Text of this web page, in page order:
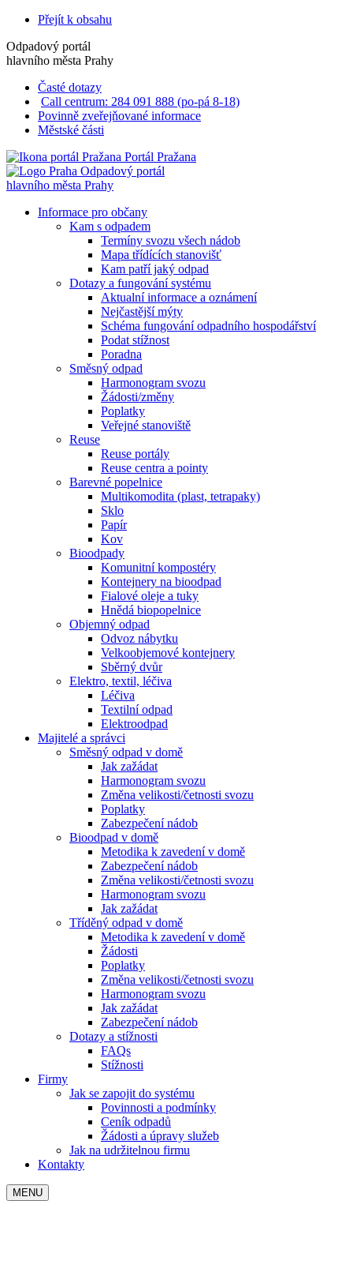
Přejít k obsahu
Odpadový portál
hlavního města Prahy
Časté dotazy
Call centrum: 284 091 888 (po-pá 8-18)
Povinně zveřejňované informace
Městské části
Portál Pražana
Odpadový portál
hlavního města Prahy
Informace pro občany
Kam s odpadem
Termíny svozu všech nádob
Mapa třídících stanovišť
Kam patří jaký odpad
Dotazy a fungování systému
Aktualní informace a oznámení
Nejčastější mýty
Schéma fungování odpadního hospodářství
Podat stížnost
Poradna
Směsný odpad
Harmonogram svozu
Žádosti/změny
Poplatky
Veřejné stanoviště
Reuse
Reuse portály
Reuse centra a pointy
Barevné popelnice
Multikomodita (plast, tetrapaky)
Sklo
Papír
Kov
Bioodpady
Komunitní kompostéry
Kontejnery na bioodpad
Fialové oleje a tuky
Hnědá biopopelnice
Objemný odpad
Odvoz nábytku
Velkoobjemové kontejnery
Sběrný dvůr
Elektro, textil, léčiva
Léčiva
Textilní odpad
Elektroodpad
Majitelé a správci
Směsný odpad v domě
Jak zažádat
Harmonogram svozu
Změna velikosti/četnosti svozu
Poplatky
Zabezpečení nádob
Bioodpad v domě
Metodika k zavedení v domě
Zabezpečení nádob
Změna velikosti/četnosti svozu
Harmonogram svozu
Jak zažádat
Tříděný odpad v domě
Metodika k zavedení v domě
Žádosti
Poplatky
Změna velikosti/četnosti svozu
Harmonogram svozu
Jak zažádat
Zabezpečení nádob
Dotazy a stížnosti
FAQs
Stížnosti
Firmy
Jak se zapojit do systému
Povinnosti a podmínky
Ceník odpadů
Žádosti a úpravy služeb
Jak na udržitelnou firmu
Kontakty
MENU